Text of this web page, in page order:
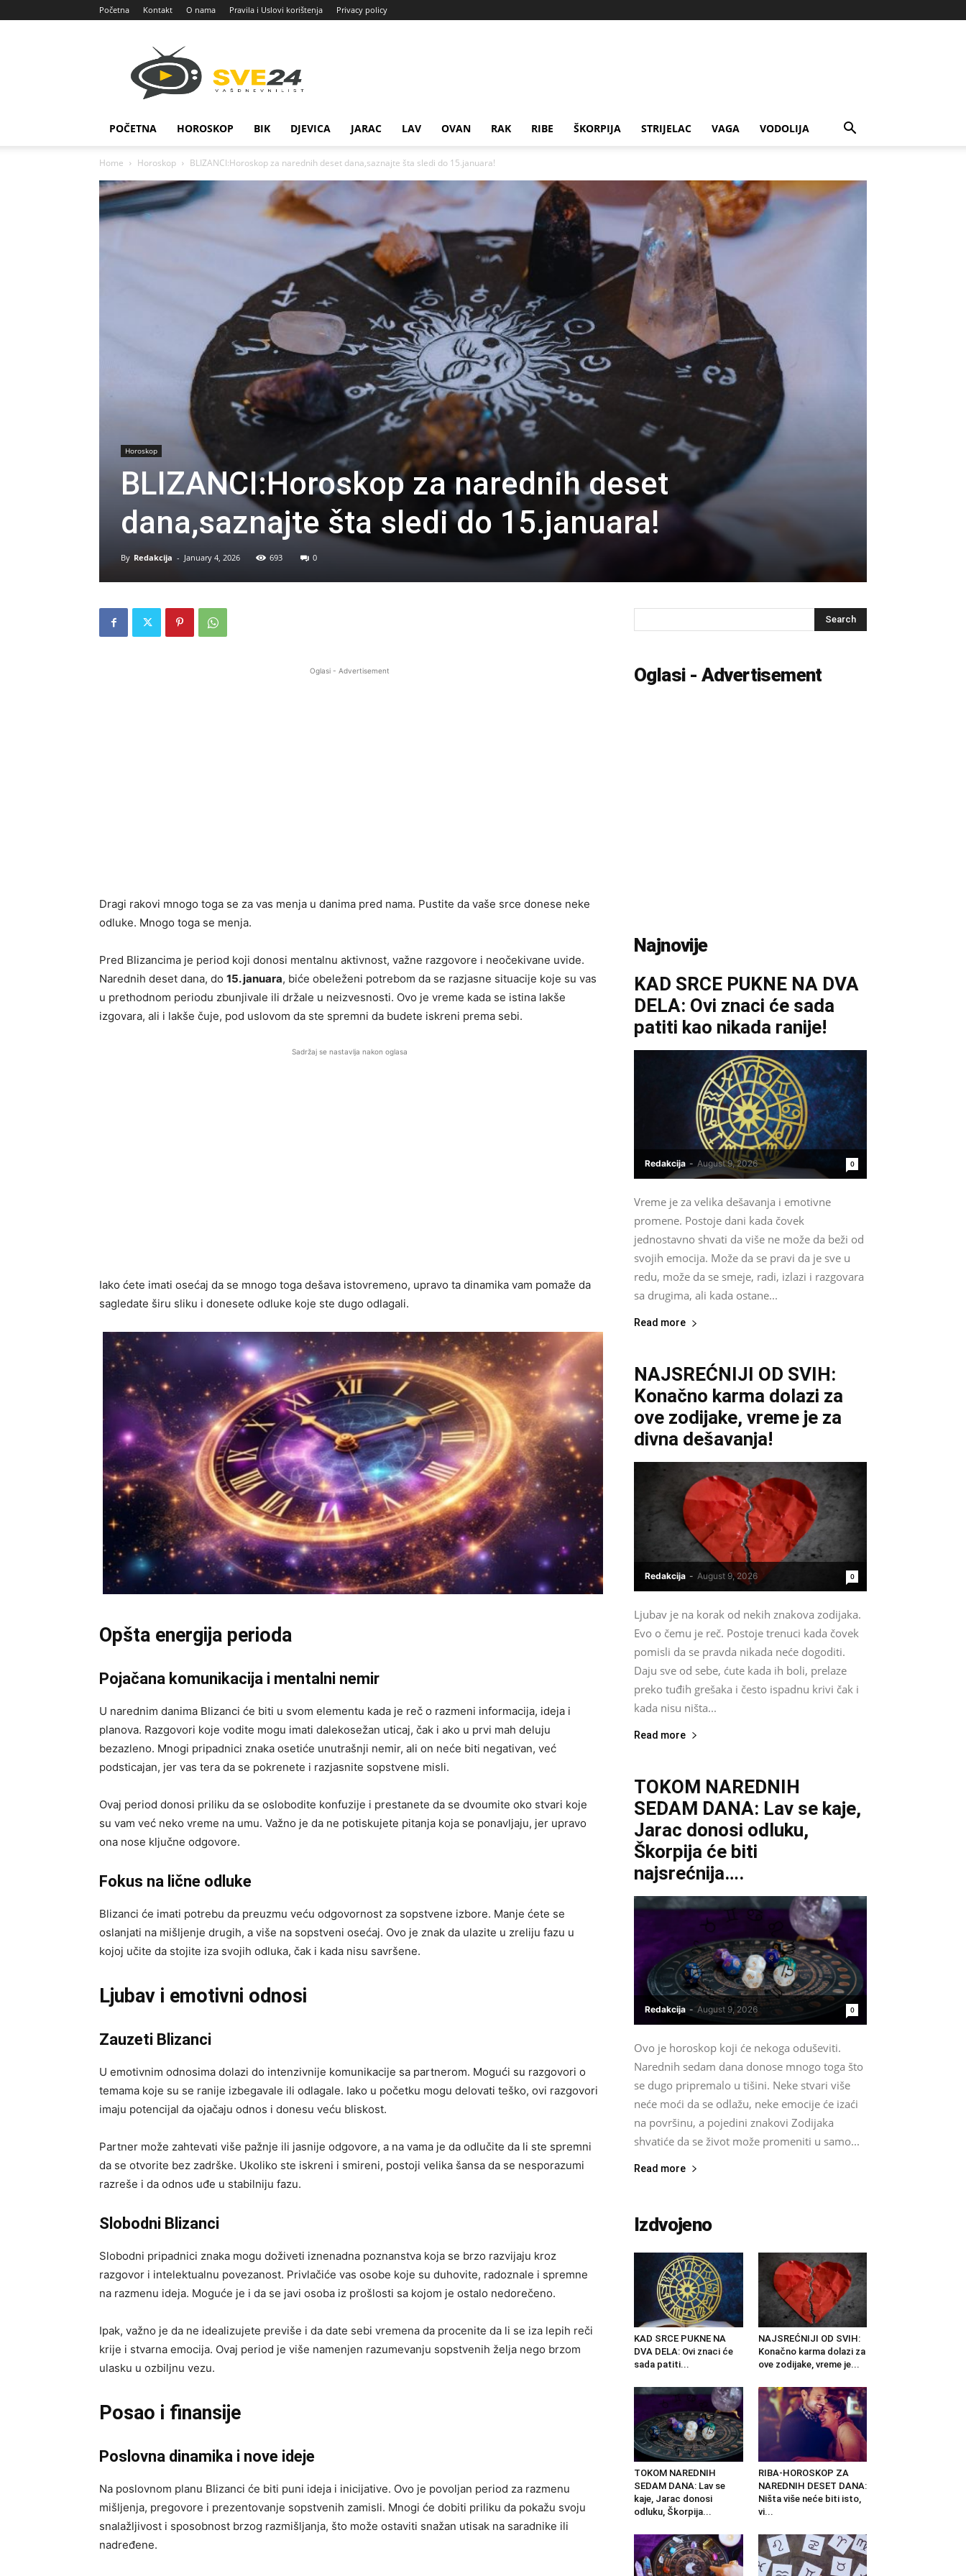
Početna Kontakt O nama Pravila i Uslovi korištenja Privacy policy
POČETNA HOROSKOP BIK DJEVICA JARAC LAV OVAN RAK RIBE ŠKORPIJA STRIJELAC VAGA VODOLIJA
Home Horoskop BLIZANCI:Horoskop za narednih deset dana,saznajte šta sledi do 15.januara!
Horoskop
BLIZANCI:Horoskop za narednih deset
dana,saznajte šta sledi do 15.januara!
By Redakcija - January 4, 2026 693 0
Oglasi - Advertisement
Dragi rakovi mnogo toga se za vas menja u danima pred nama. Pustite da vaše srce donese neke
odluke. Mnogo toga se menja.
Pred Blizancima je period koji donosi mentalnu aktivnost, važne razgovore i neočekivane uvide.
Narednih deset dana, do 15. januara, biće obeleženi potrebom da se razjasne situacije koje su vas
u prethodnom periodu zbunjivale ili držale u neizvesnosti. Ovo je vreme kada se istina lakše
izgovara, ali i lakše čuje, pod uslovom da ste spremni da budete iskreni prema sebi.
Sadržaj se nastavlja nakon oglasa
Iako ćete imati osećaj da se mnogo toga dešava istovremeno, upravo ta dinamika vam pomaže da
sagledate širu sliku i donesete odluke koje ste dugo odlagali.
Opšta energija perioda
Pojačana komunikacija i mentalni nemir
U narednim danima Blizanci će biti u svom elementu kada je reč o razmeni informacija, ideja i
planova. Razgovori koje vodite mogu imati dalekosežan uticaj, čak i ako u prvi mah deluju
bezazleno. Mnogi pripadnici znaka osetiće unutrašnji nemir, ali on neće biti negativan, već
podsticajan, jer vas tera da se pokrenete i razjasnite sopstvene misli.
Ovaj period donosi priliku da se oslobodite konfuzije i prestanete da se dvoumite oko stvari koje
su vam već neko vreme na umu. Važno je da ne potiskujete pitanja koja se ponavljaju, jer upravo
ona nose ključne odgovore.
Fokus na lične odluke
Blizanci će imati potrebu da preuzmu veću odgovornost za sopstvene izbore. Manje ćete se
oslanjati na mišljenje drugih, a više na sopstveni osećaj. Ovo je znak da ulazite u zreliju fazu u
kojoj učite da stojite iza svojih odluka, čak i kada nisu savršene.
Ljubav i emotivni odnosi
Zauzeti Blizanci
U emotivnim odnosima dolazi do intenzivnije komunikacije sa partnerom. Mogući su razgovori o
temama koje su se ranije izbegavale ili odlagale. Iako u početku mogu delovati teško, ovi razgovori
imaju potencijal da ojačaju odnos i donesu veću bliskost.
Partner može zahtevati više pažnje ili jasnije odgovore, a na vama je da odlučite da li ste spremni
da se otvorite bez zadrške. Ukoliko ste iskreni i smireni, postoji velika šansa da se nesporazumi
razreše i da odnos uđe u stabilniju fazu.
Slobodni Blizanci
Slobodni pripadnici znaka mogu doživeti iznenadna poznanstva koja se brzo razvijaju kroz
razgovor i intelektualnu povezanost. Privlačiće vas osobe koje su duhovite, radoznale i spremne
na razmenu ideja. Moguće je i da se javi osoba iz prošlosti sa kojom je ostalo nedorečeno.
Ipak, važno je da ne idealizujete previše i da date sebi vremena da procenite da li se iza lepih reči
krije i stvarna emocija. Ovaj period je više namenjen razumevanju sopstvenih želja nego brzom
ulasku u ozbiljnu vezu.
Posao i finansije
Poslovna dinamika i nove ideje
Na poslovnom planu Blizanci će biti puni ideja i inicijative. Ovo je povoljan period za razmenu
mišljenja, pregovore i prezentovanje sopstvenih zamisli. Mnogi će dobiti priliku da pokažu svoju
snalažljivost i sposobnost brzog razmišljanja, što može ostaviti snažan utisak na saradnike ili
nadređene.
Oglasi - Advertisement
Najnovije
KAD SRCE PUKNE NA DVA
DELA: Ovi znaci će sada
patiti kao nikada ranije!
Redakcija - August 9, 2026 0
Vreme je za velika dešavanja i emotivne
promene. Postoje dani kada čovek
jednostavno shvati da više ne može da beži od
svojih emocija. Može da se pravi da je sve u
redu, može da se smeje, radi, izlazi i razgovara
sa drugima, ali kada ostane...
Read more
NAJSREĆNIJI OD SVIH:
Konačno karma dolazi za
ove zodijake, vreme je za
divna dešavanja!
Redakcija - August 9, 2026 0
Ljubav je na korak od nekih znakova zodijaka.
Evo o čemu je reč. Postoje trenuci kada čovek
pomisli da se pravda nikada neće dogoditi.
Daju sve od sebe, ćute kada ih boli, prelaze
preko tuđih grešaka i često ispadnu krivi čak i
kada nisu ništa...
Read more
TOKOM NAREDNIH
SEDAM DANA: Lav se kaje,
Jarac donosi odluku,
Škorpija će biti
najsrećnija….
Redakcija - August 9, 2026 0
Ovo je horoskop koji će nekoga oduševiti.
Narednih sedam dana donose mnogo toga što
se dugo pripremalo u tišini. Neke stvari više
neće moći da se odlažu, neke emocije će izaći
na površinu, a pojedini znakovi Zodijaka
shvatiće da se život može promeniti u samo...
Read more
Izdvojeno
KAD SRCE PUKNE NA
DVA DELA: Ovi znaci će
sada patiti...
NAJSREĆNIJI OD SVIH:
Konačno karma dolazi za
ove zodijake, vreme je...
TOKOM NAREDNIH
SEDAM DANA: Lav se
kaje, Jarac donosi
odluku, Škorpija...
RIBA-HOROSKOP ZA
NAREDNIH DESET DANA:
Ništa više neće biti isto,
vi...